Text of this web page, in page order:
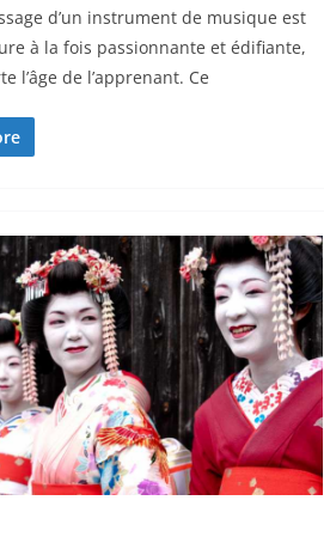
d’un instrument de musique est
à la fois passionnante et édifiante,
l’âge de l’apprenant. Ce